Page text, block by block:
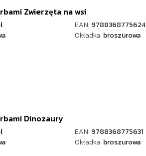
Zwierzęta na wsi
EAN: 9788368775624
Okładka: broszurowa
Dinozaury
EAN: 9788368775631
Okładka: broszurowa